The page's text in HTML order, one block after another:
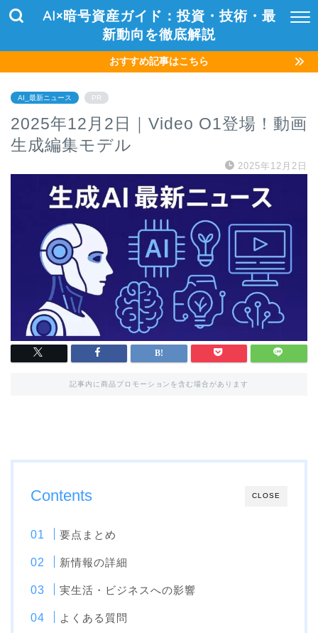
AI×暗号資産ガイド：投資・技術・最
新動向を徹底解説
おすすめ記事はこちら
AI_最新ニュース PR
2025年12月2日｜Video O1登場！動画
生成編集モデル
2025年12月2日
記事内に商品プロモーションを含む場合があります
CLOSE
Contents
要点まとめ
新情報の詳細
実生活・ビジネスへの影響
よくある質問